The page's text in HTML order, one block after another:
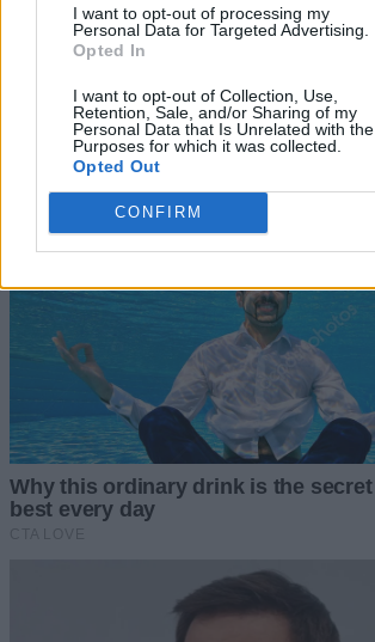
I want to opt-out of processing my
Personal Data for Targeted Advertising.
Opted In
I want to opt-out of Collection, Use,
Retention, Sale, and/or Sharing of my
Personal Data that Is Unrelated with the
Purposes for which it was collected.
Opted Out
CONFIRM